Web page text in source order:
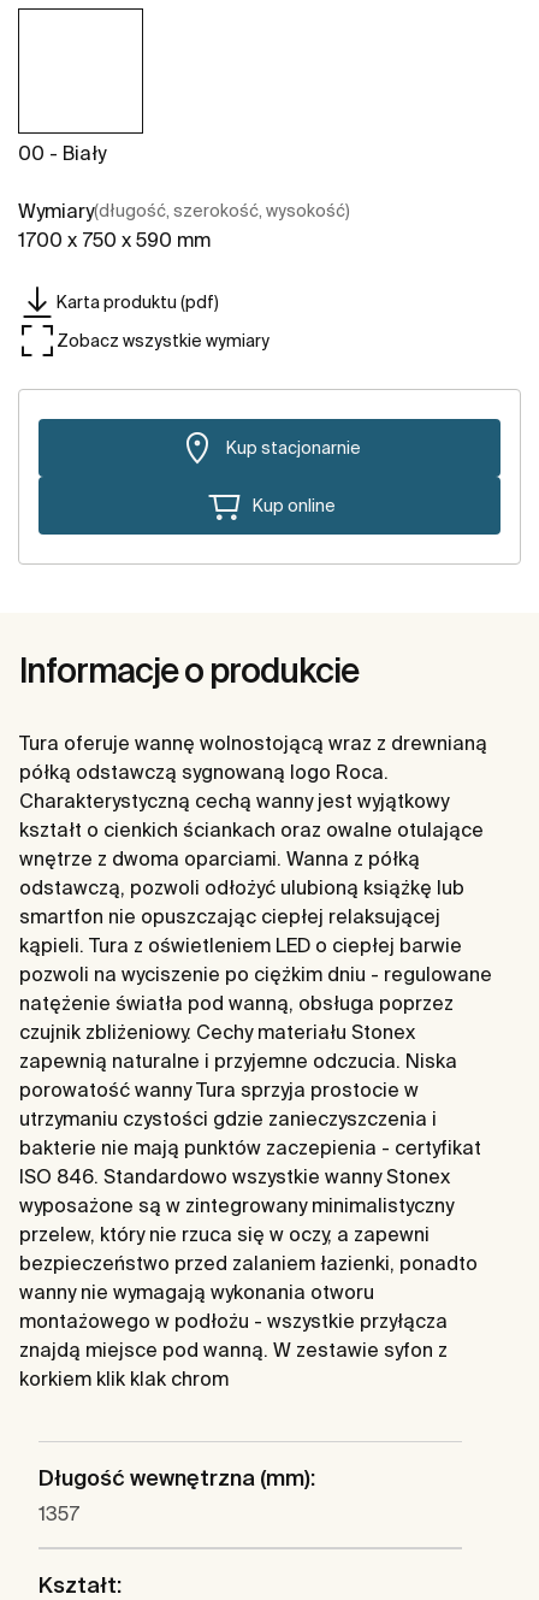
00 - Biały
Wymiary(długość, szerokość, wysokość)
1700 x 750 x 590 mm
Karta produktu (pdf)
Zobacz wszystkie wymiary
Kup stacjonarnie
Kup online
Informacje o produkcie
Tura oferuje wannę wolnostojącą wraz z drewnianą
półką odstawczą sygnowaną logo Roca.
Charakterystyczną cechą wanny jest wyjątkowy
kształt o cienkich ściankach oraz owalne otulające
wnętrze z dwoma oparciami. Wanna z półką
odstawczą, pozwoli odłożyć ulubioną książkę lub
smartfon nie opuszczając ciepłej relaksującej
kąpieli. Tura z oświetleniem LED o ciepłej barwie
pozwoli na wyciszenie po ciężkim dniu - regulowane
natężenie światła pod wanną, obsługa poprzez
czujnik zbliżeniowy. Cechy materiału Stonex
zapewnią naturalne i przyjemne odczucia. Niska
porowatość wanny Tura sprzyja prostocie w
utrzymaniu czystości gdzie zanieczyszczenia i
bakterie nie mają punktów zaczepienia - certyfikat
ISO 846. Standardowo wszystkie wanny Stonex
wyposażone są w zintegrowany minimalistyczny
przelew, który nie rzuca się w oczy, a zapewni
bezpieczeństwo przed zalaniem łazienki, ponadto
wanny nie wymagają wykonania otworu
montażowego w podłożu - wszystkie przyłącza
znajdą miejsce pod wanną. W zestawie syfon z
korkiem klik klak chrom
Długość wewnętrzna (mm):
1357
Kształt: